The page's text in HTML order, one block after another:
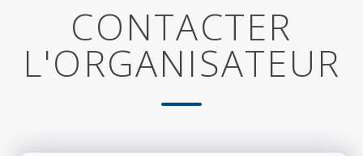
CONTACTER
L'ORGANISATEUR